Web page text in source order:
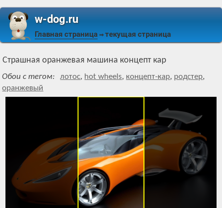
w-dog.ru
Главная страница ⇒ текущая страница
Страшная оранжевая машина концепт кар
Обои с тегом: лотос, hot wheels, концепт-кар, родстер,
оранжевый